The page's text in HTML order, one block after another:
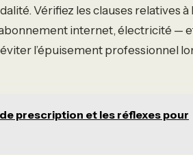
Vérifiez les clauses relatives à
internet, électricité —
l’épuisement professionnel
de prescription et les réflexes pour